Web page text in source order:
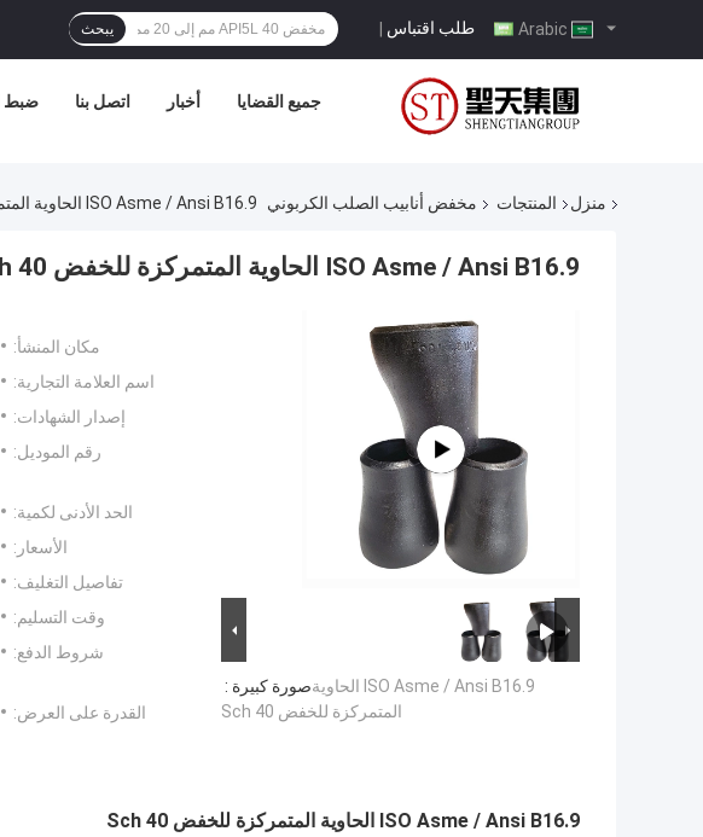
طلب اقتباس | يبحث
ضبط اتصل بنا أخبار جميع القضايا
منزل المنتجات مخفض أنابيب الصلب الكربوني ISO Asme / Ansi B16.9 الحاوية المتمركزة للخفض Sch 40
ISO Asme / Ansi B16.9 الحاوية المتمركزة للخفض Sch 40
صورة كبيرة :ISO Asme / Ansi B16.9 الحاوية
المتمركزة للخفض Sch 40
مكان المنشأ:
اسم العلامة التجارية:
إصدار الشهادات:
رقم الموديل:
الحد الأدنى لكمية:
الأسعار:
تفاصيل التغليف:
وقت التسليم:
شروط الدفع:
القدرة على العرض:
ISO Asme / Ansi B16.9 الحاوية المتمركزة للخفض Sch 40